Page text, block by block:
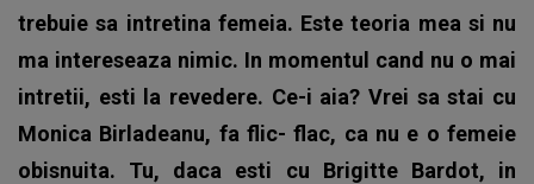
trebuie sa intretina femeia. Este teoria mea si nu
ma intereseaza nimic. In momentul cand nu o mai
intretii, esti la revedere. Ce-i aia? Vrei sa stai cu
Monica Birladeanu, fa flic- flac, ca nu e o femeie
obisnuita. Tu, daca esti cu Brigitte Bardot, in